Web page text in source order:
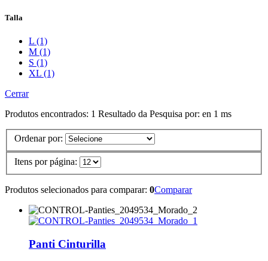
Talla
L (1)
M (1)
S (1)
XL (1)
Cerrar
Produtos encontrados: 1 Resultado da Pesquisa por: en 1 ms
Ordenar por:
Itens por página:
Produtos selecionados para comparar: 0Comparar
Panti Cinturilla